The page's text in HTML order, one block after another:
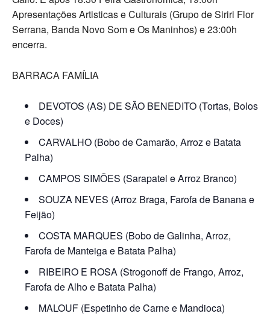
Apresentações Artisticas e Culturais (Grupo de Siriri Flor
Serrana, Banda Novo Som e Os Maninhos) e 23:00h
encerra.
BARRACA FAMÍLIA
DEVOTOS (AS) DE SÃO BENEDITO (Tortas, Bolos
e Doces)
CARVALHO (Bobo de Camarão, Arroz e Batata
Palha)
CAMPOS SIMÕES (Sarapatel e Arroz Branco)
SOUZA NEVES (Arroz Braga, Farofa de Banana e
Feijão)
COSTA MARQUES (Bobo de Galinha, Arroz,
Farofa de Manteiga e Batata Palha)
RIBEIRO E ROSA (Strogonoff de Frango, Arroz,
Farofa de Alho e Batata Palha)
MALOUF (Espetinho de Carne e Mandioca)